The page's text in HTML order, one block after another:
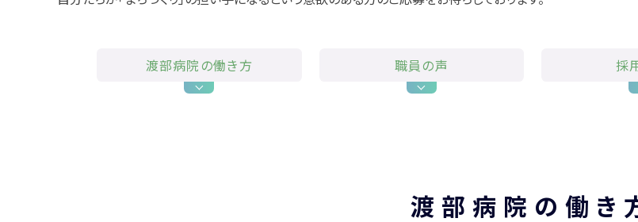
渡部病院の働き方 職員の声 採
渡部病院の働き